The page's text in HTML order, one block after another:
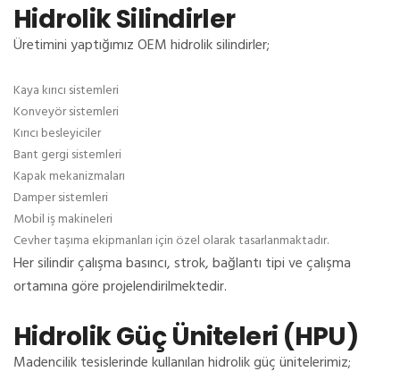
Hidrolik Silindirler
Üretimini yaptığımız OEM hidrolik silindirler;
Kaya kırıcı sistemleri
Konveyör sistemleri
Kırıcı besleyiciler
Bant gergi sistemleri
Kapak mekanizmaları
Damper sistemleri
Mobil iş makineleri
Cevher taşıma ekipmanları için özel olarak tasarlanmaktadır.
Her silindir çalışma basıncı, strok, bağlantı tipi ve çalışma
ortamına göre projelendirilmektedir.
Hidrolik Güç Üniteleri (HPU)
Madencilik tesislerinde kullanılan hidrolik güç ünitelerimiz;